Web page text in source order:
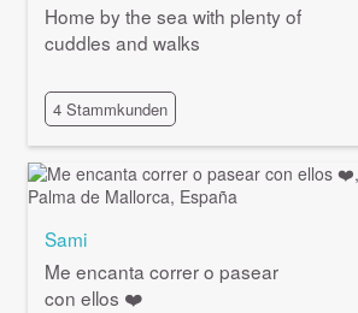
Home by the sea with plenty of
cuddles and walks
4 Stammkunden
Sami
Me encanta correr o pasear
con ellos ❤️